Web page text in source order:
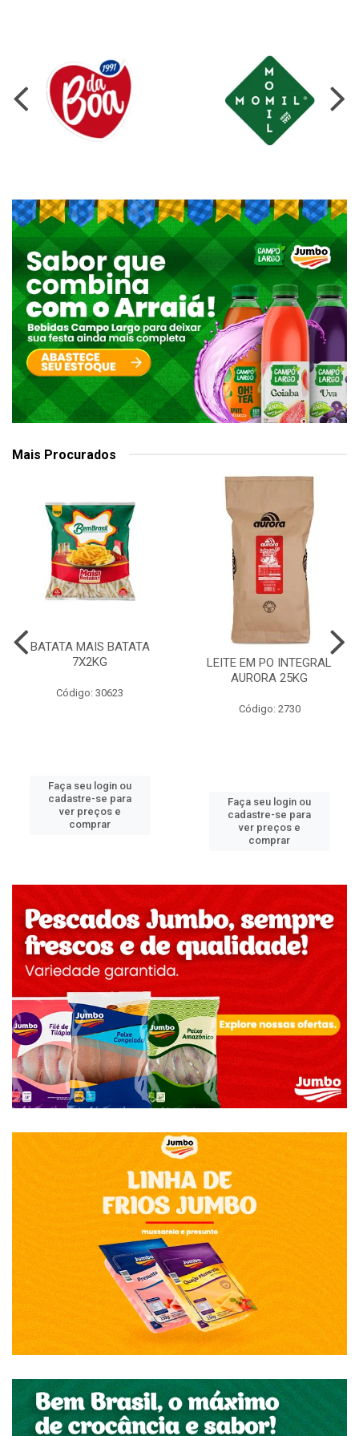
Mais Procurados
BATATA MAIS BATATA
7X2KG
Código: 30623
Faça seu login ou
cadastre-se para
ver preços e
comprar
LEITE EM PO INTEGRAL
AURORA 25KG
Código: 2730
Faça seu login ou
cadastre-se para
ver preços e
comprar